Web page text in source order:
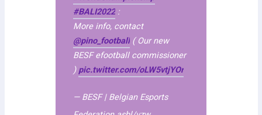
#BALI2022 :
More info, contact
@pino_football ( Our new
BESF efootball commissioner
) pic.twitter.com/oLW5vtjYOr
— BESF | Belgian Esports